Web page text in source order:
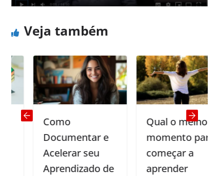
Veja também
Como
Documentar e
Acelerar seu
Aprendizado de
Qual o melhor
momento para
começar a
aprender